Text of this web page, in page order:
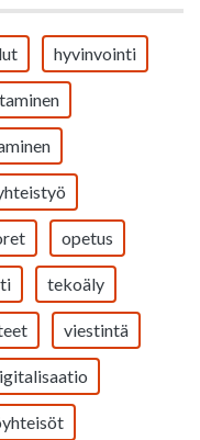
hyvinvointi
opetus
tekoäly
viestintä